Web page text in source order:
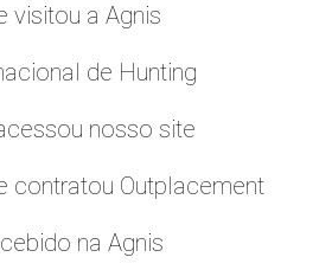
visitou a Agnis
de Hunting
nosso site
contratou Outplacement
na Agnis